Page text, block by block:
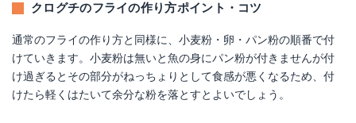
クログチのフライの作り方ポイント・コツ
通常のフライの作り方と同様に、小麦粉・卵・パン粉の順番で付
けていきます。小麦粉は無いと魚の身にパン粉が付きませんが付
け過ぎるとその部分がねっちょりとして食感が悪くなるため、付
けたら軽くはたいて余分な粉を落とすとよいでしょう。